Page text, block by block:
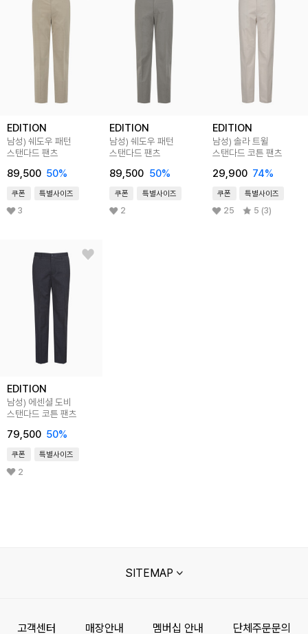
EDITION
남성) 쉐도우 패턴
스탠다드 팬츠
89,500 50%
쿠폰 특별사이즈
3
EDITION
남성) 쉐도우 패턴
스탠다드 팬츠
89,500 50%
쿠폰 특별사이즈
2
EDITION
남성) 솔라 트윌
스탠다드 코튼 팬츠
29,900 74%
쿠폰 특별사이즈
25 5 (3)
EDITION
남성) 에센셜 도비
스탠다드 코튼 팬츠
79,500 50%
쿠폰 특별사이즈
2
SITEMAP
고객센터 매장안내 멤버십 안내 단체주문문의